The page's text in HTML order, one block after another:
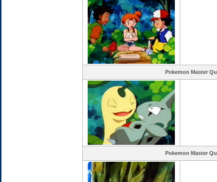
Pokemon Master
Pokemon Master